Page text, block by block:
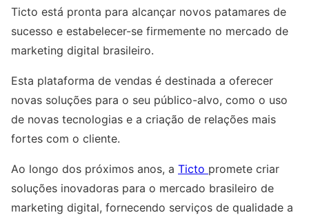
Ticto está pronta para alcançar novos patamares de
sucesso e estabelecer-se firmemente no mercado de
marketing digital brasileiro.
Esta plataforma de vendas é destinada a oferecer
novas soluções para o seu público-alvo, como o uso
de novas tecnologias e a criação de relações mais
fortes com o cliente.
Ao longo dos próximos anos, a Ticto promete criar
soluções inovadoras para o mercado brasileiro de
marketing digital, fornecendo serviços de qualidade a